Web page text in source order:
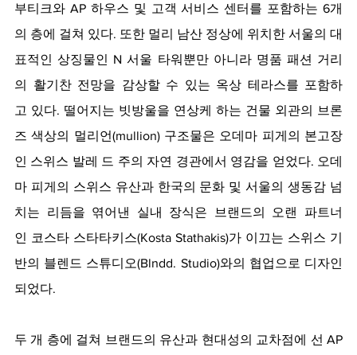
부티크와 AP 하우스 및 고객 서비스 센터를 포함하는 6개
의 층에 걸쳐 있다. 또한 멀리 남산 정상에 위치한 서울의 대
표적인 상징물인 N 서울 타워뿐만 아니라 명품 패션 거리
의 활기찬 전망을 감상할 수 있는 옥상 테라스를 포함하
고 있다. 떨어지는 빗방울을 연상케 하는 건물 외관의 브론
즈 색상의 멀리언(mullion) 구조물은 오데마 피게의 본고장
인 스위스 발레 드 주의 자연 경관에서 영감을 얻었다. 오데
마 피게의 스위스 유산과 한국의 문화 및 서울의 생동감 넘
치는 리듬을 엮어낸 실내 장식은 브랜드의 오랜 파트너
인 코스타 스타타키스(Kosta Stathakis)가 이끄는 스위스 기
반의 블렌드 스튜디오(Blndd. Studio)와의 협업으로 디자인
되었다.
두 개 층에 걸쳐 브랜드의 유산과 현대성의 교차점에 선 AP